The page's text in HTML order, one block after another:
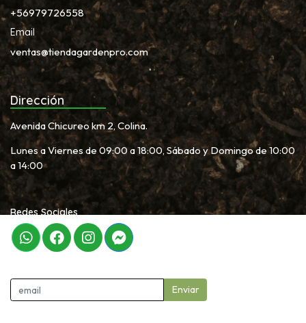
+56979726558
Email
ventas@tiendagardenpro.com
Dirección
Avenida Chicureo km 2, Colina.
Lunes a Viernes de 09:00 a 18:00, Sábado y Domingo de 10:00
a 14:00
Redes Sociales
Enviar